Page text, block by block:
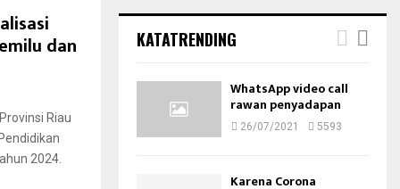
dan
Riau
2024.
KATATRENDING
WhatsApp video call
rawan penyadapan
26/07/2021 5593
Karena Corona